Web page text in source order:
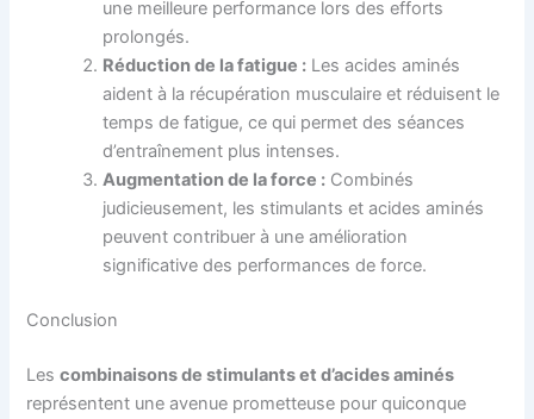
une meilleure performance lors des efforts
prolongés.
Réduction de la fatigue : Les acides aminés
aident à la récupération musculaire et réduisent le
temps de fatigue, ce qui permet des séances
d’entraînement plus intenses.
Augmentation de la force : Combinés
judicieusement, les stimulants et acides aminés
peuvent contribuer à une amélioration
significative des performances de force.
Conclusion
Lescombinaisons de stimulants et d’acides aminés
représentent une avenue prometteuse pour quiconque